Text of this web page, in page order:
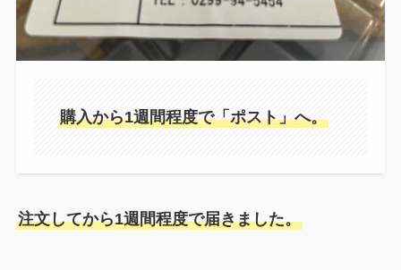
購入から1週間程度で「ポスト」へ。
注文してから1週間程度で届きました。